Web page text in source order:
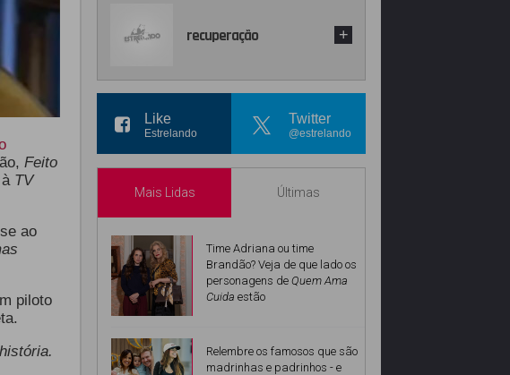
Feito
TV
ao
piloto
recuperação +
Like
Estrelando
Twitter
@estrelando
Mais Lidas Últimas
Time Adriana ou time
Brandão? Veja de que lado os
personagens de Quem Ama
Cuida estão
Relembre os famosos que são
madrinhas e padrinhos - e